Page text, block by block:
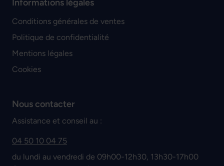
Informations légales
Conditions générales de ventes
Politique de confidentialité
Mentions légales
Cookies
Nous contacter
Assistance et conseil au :
04 50 10 04 75
du lundi au vendredi de 09h00-12h30, 13h30-17h00